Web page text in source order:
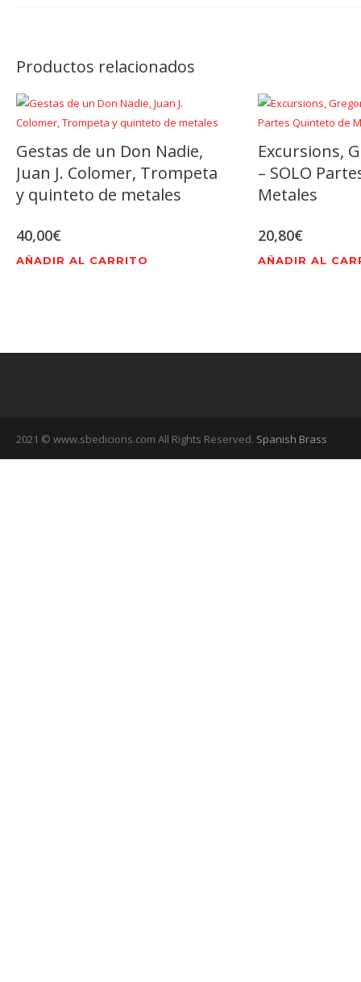
Productos relacionados
Gestas de un Don Nadie,
Juan J. Colomer, Trompeta
y quinteto de metales
40,00€
AÑADIR AL CARRITO
Excursions,
– SOLO
Metales
20,80€
AÑADIR AL
2021 © www.sbedicions.com All Rights Reserved. Spanish Brass